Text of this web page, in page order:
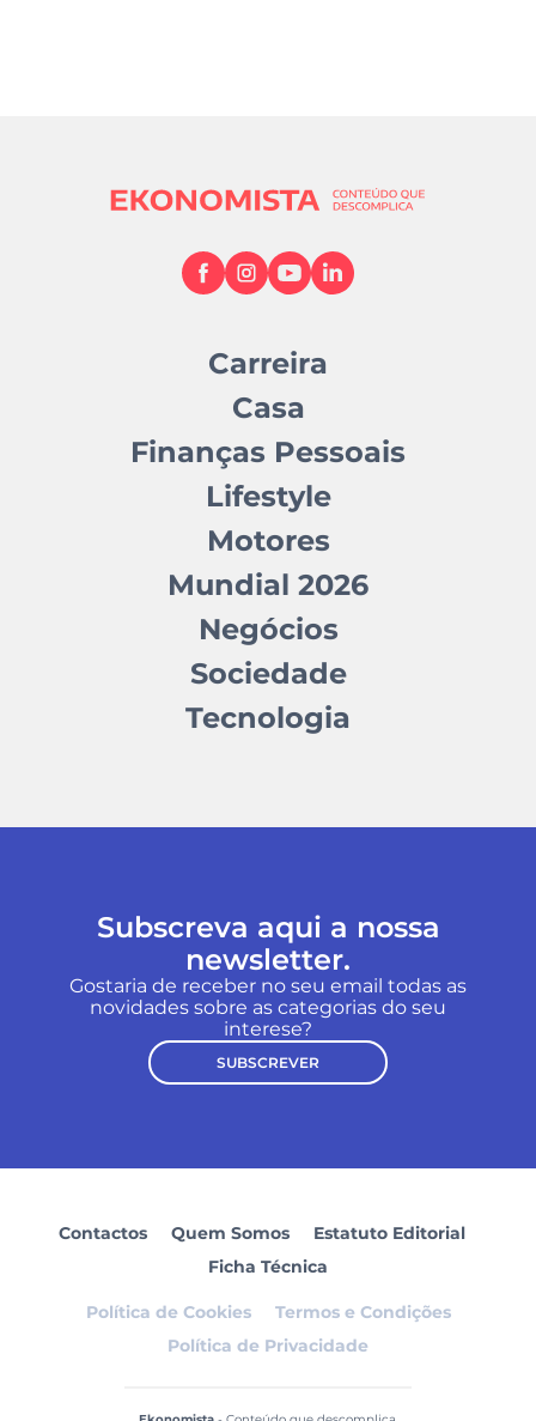
Carreira
Casa
Finanças Pessoais
Lifestyle
Motores
Mundial 2026
Negócios
Sociedade
Tecnologia
Subscreva aqui a nossa
newsletter.
Gostaria de receber no seu email todas as
novidades sobre as categorias do seu
interese?
SUBSCREVER
Contactos Quem Somos
Estatuto Editorial
Ficha Técnica
Política de Cookies
Termos e Condições
Política de Privacidade